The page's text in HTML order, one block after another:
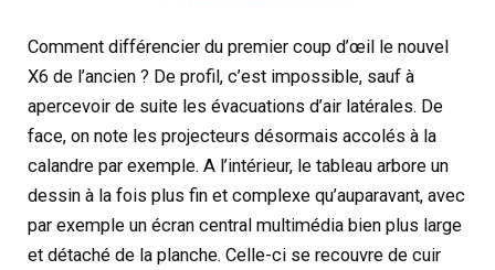
Comment différencier du premier coup d’œil le nouvel
X6 de l’ancien ? De profil, c’est impossible, sauf à
apercevoir de suite les évacuations d’air latérales. De
face, on note les projecteurs désormais accolés à la
calandre par exemple. A l’intérieur, le tableau arbore un
dessin à la fois plus fin et complexe qu’auparavant, avec
par exemple un écran central multimédia bien plus large
et détaché de la planche. Celle-ci se recouvre de cuir